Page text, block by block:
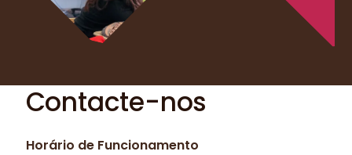
Contacte-nos
Horário de Funcionamento